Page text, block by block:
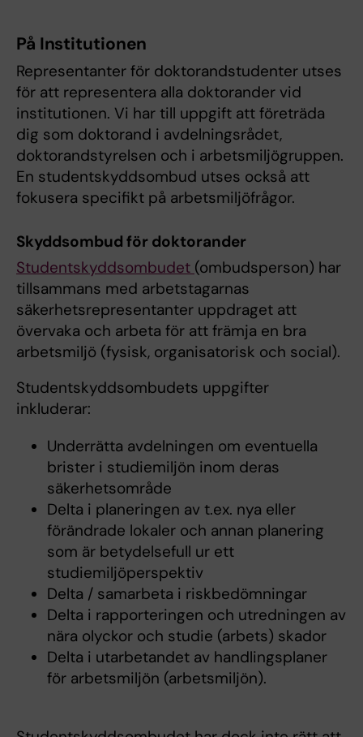
På Institutionen
Representanter för doktorandstudenter utses
för att representera alla doktorander vid
institutionen. Vi har till uppgift att företräda
dig som doktorand i avdelningsrådet,
doktorandstyrelsen och i arbetsmiljögruppen.
En studentskyddsombud utses också att
fokusera specifikt på arbetsmiljöfrågor.
Skyddsombud för doktorander
Studentskyddsombudet (ombudsperson) har
tillsammans med arbetstagarnas
säkerhetsrepresentanter uppdraget att
övervaka och arbeta för att främja en bra
arbetsmiljö (fysisk, organisatorisk och social).
Studentskyddsombudets uppgifter
inkluderar:
Underrätta avdelningen om eventuella
brister i studiemiljön inom deras
säkerhetsområde
Delta i planeringen av t.ex. nya eller
förändrade lokaler och annan planering
som är betydelsefull ur ett
studiemiljöperspektiv
Delta / samarbeta i riskbedömningar
Delta i rapporteringen och utredningen av
nära olyckor och studie (arbets) skador
Delta i utarbetandet av handlingsplaner
för arbetsmiljön (arbetsmiljön).